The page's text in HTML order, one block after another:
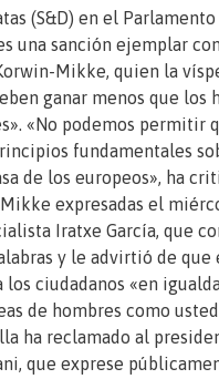
(S&D) en el Parlamento
una sanción ejemplar
Mikke, quien la
ganar menos que los
«No podemos permitir
fundamentales
de los europeos», ha
expresadas el
Iratxe García, que
y le advirtió de que
ciudadanos «en
de hombres como
ha reclamado al
que exprese